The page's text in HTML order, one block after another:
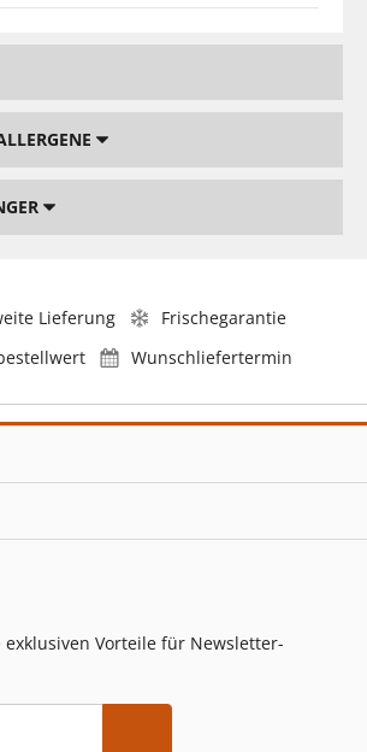
Lieferung
Frischegarantie
Wunschliefertermin
exklusiven Vorteile für Newsletter-